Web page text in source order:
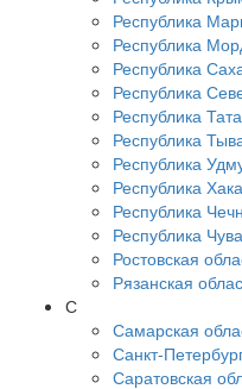
Республика
Республика
Республика
Республика
Республика
Республика
Республика
Республика
Республика
Республика
Ростовская
Рязанская
С
Самарская
Санкт-
Саратовская